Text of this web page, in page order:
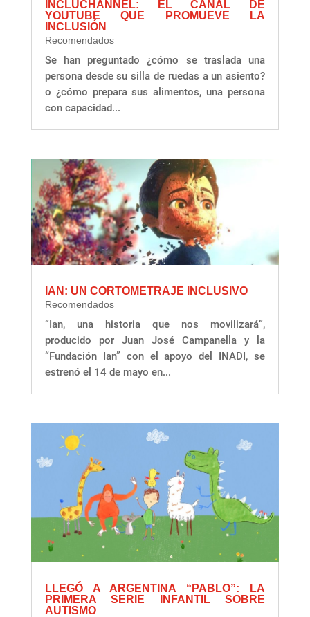
INCLUCHANNEL: EL CANAL DE
YOUTUBE QUE PROMUEVE LA
INCLUSIÓN
Recomendados
Se han preguntado ¿cómo se traslada una
persona desde su silla de ruedas a un asiento?
o ¿cómo prepara sus alimentos, una persona
con capacidad...
IAN: UN CORTOMETRAJE INCLUSIVO
Recomendados
“Ian, una historia que nos movilizará”,
producido por Juan José Campanella y la
“Fundación Ian” con el apoyo del INADI, se
estrenó el 14 de mayo en...
LLEGÓ A ARGENTINA “PABLO”: LA
PRIMERA SERIE INFANTIL SOBRE
AUTISMO